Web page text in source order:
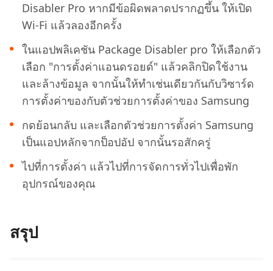
Disabler Pro หากมีข้อผิดพลาดปรากฏขึ้น ให้เปิด
Wi-Fi แล้วลองอีกครั้ง
ในแอปพลิเคชัน Package Disabler pro ให้เลือกตัว
เลือก "การตั้งค่าแอนดรอยด์" แล้วคลิกปิดใช้งาน
และล้างข้อมูล จากนั้นให้ทำเช่นเดียวกันกับวิซาร์ด
การตั้งค่าของกับตัวช่วยการตั้งค่าของ Samsung
กดย้อนกลับ และเลือกตัวช่วยการตั้งค่า Samsung
เป็นแอปหลักจากป็อปอัป จากนั้นรอสักครู่
ไปที่การตั้งค่า แล้วไปที่การจัดการทั่วไปเพื่อพัก
อุปกรณ์ของคุณ
สรุป